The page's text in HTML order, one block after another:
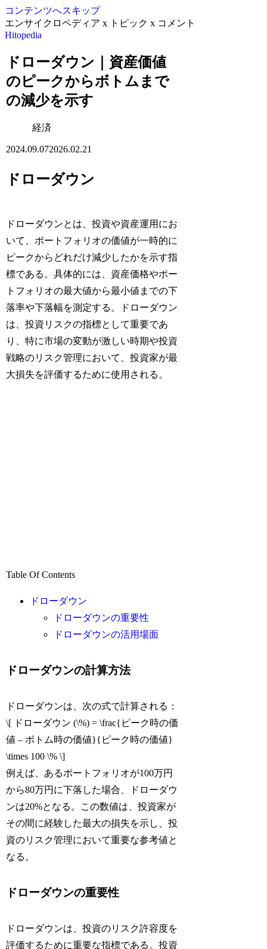
コンテンツへスキップ
エンサイクロペディア x トピック x コメント
Hitopedia
ドローダウン｜資産価値
のピークからボトムまで
の減少を示す
経済
2024.09.072026.02.21
ドローダウン
ドローダウンとは、投資や資産運用にお
いて、ポートフォリオの価値が一時的に
ピークからどれだけ減少したかを示す指
標である。具体的には、資産価格やポー
トフォリオの最大値から最小値までの下
落率や下落幅を測定する。ドローダウン
は、投資リスクの指標として重要であ
り、特に市場の変動が激しい時期や投資
戦略のリスク管理において、投資家が最
大損失を評価するために使用される。
Table Of Contents
ドローダウン
ドローダウンの重要性
ドローダウンの活用場面
ドローダウンの計算方法
ドローダウンは、次の式で計算される：
\[ ドローダウン (\%) = \frac{ピーク時の価
値 – ボトム時の価値}{ピーク時の価値}
\times 100 \% \]
例えば、あるポートフォリオが100万円
から80万円に下落した場合、ドローダウ
ンは20%となる。この数値は、投資家が
その間に経験した最大の損失を示し、投
資のリスク管理において重要な参考値と
なる。
ドローダウンの重要性
ドローダウンは、投資のリスク許容度を
評価するために重要な指標である。投資